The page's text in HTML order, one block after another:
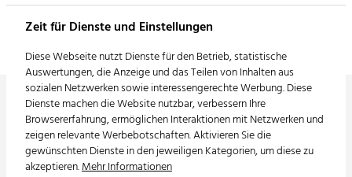
Zeit für Dienste und Einstellungen
Diese Webseite nutzt Dienste für den Betrieb, statistische
Auswertungen, die Anzeige und das Teilen von Inhalten aus
sozialen Netzwerken sowie interessengerechte Werbung. Diese
Dienste machen die Website nutzbar, verbessern Ihre
Browsererfahrung, ermöglichen Interaktionen mit Netzwerken und
zeigen relevante Werbebotschaften. Aktivieren Sie die
gewünschten Dienste in den jeweiligen Kategorien, um diese zu
akzeptieren.Mehr Informationen